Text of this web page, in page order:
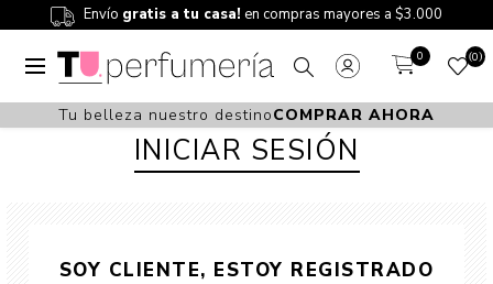
Envío gratis a tu casa! en compras mayores a $3.000
0 0
Tu belleza nuestro destinoCOMPRAR AHORA
INICIAR SESIÓN
SOY CLIENTE, ESTOY REGISTRADO